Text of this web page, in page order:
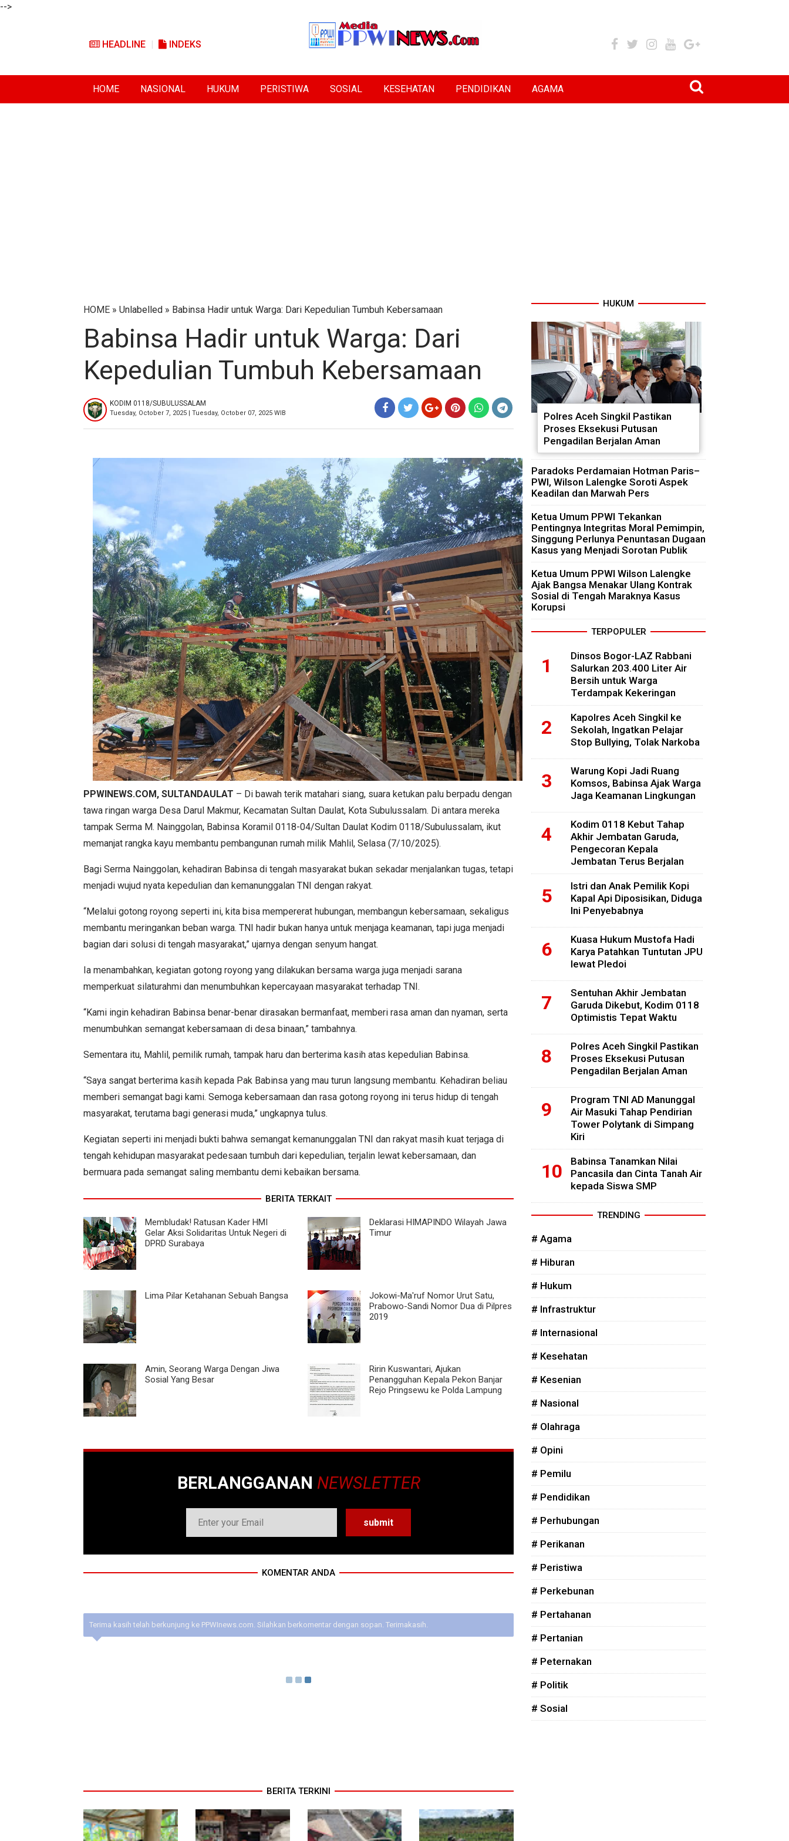
-->
HEADLINE INDEKS
HOME NASIONAL HUKUM PERISTIWA SOSIAL KESEHATAN PENDIDIKAN AGAMA
HOME » Unlabelled » Babinsa Hadir untuk Warga: Dari Kepedulian Tumbuh Kebersamaan
Babinsa Hadir untuk Warga: Dari
Kepedulian Tumbuh Kebersamaan
KODIM 0118/SUBULUSSALAM
Tuesday, October 7, 2025 | Tuesday, October 07, 2025 WIB
PPWINEWS.COM, SULTANDAULAT – Di bawah terik matahari siang, suara ketukan palu berpadu dengan
tawa ringan warga Desa Darul Makmur, Kecamatan Sultan Daulat, Kota Subulussalam. Di antara mereka
tampak Serma M. Nainggolan, Babinsa Koramil 0118-04/Sultan Daulat Kodim 0118/Subulussalam, ikut
memanjat rangka kayu membantu pembangunan rumah milik Mahlil, Selasa (7/10/2025).
Bagi Serma Nainggolan, kehadiran Babinsa di tengah masyarakat bukan sekadar menjalankan tugas, tetapi
menjadi wujud nyata kepedulian dan kemanunggalan TNI dengan rakyat.
“Melalui gotong royong seperti ini, kita bisa mempererat hubungan, membangun kebersamaan, sekaligus
membantu meringankan beban warga. TNI hadir bukan hanya untuk menjaga keamanan, tapi juga menjadi
bagian dari solusi di tengah masyarakat,” ujarnya dengan senyum hangat.
Ia menambahkan, kegiatan gotong royong yang dilakukan bersama warga juga menjadi sarana
memperkuat silaturahmi dan menumbuhkan kepercayaan masyarakat terhadap TNI.
“Kami ingin kehadiran Babinsa benar-benar dirasakan bermanfaat, memberi rasa aman dan nyaman, serta
menumbuhkan semangat kebersamaan di desa binaan,” tambahnya.
Sementara itu, Mahlil, pemilik rumah, tampak haru dan berterima kasih atas kepedulian Babinsa.
“Saya sangat berterima kasih kepada Pak Babinsa yang mau turun langsung membantu. Kehadiran beliau
memberi semangat bagi kami. Semoga kebersamaan dan rasa gotong royong ini terus hidup di tengah
masyarakat, terutama bagi generasi muda,” ungkapnya tulus.
Kegiatan seperti ini menjadi bukti bahwa semangat kemanunggalan TNI dan rakyat masih kuat terjaga di
tengah kehidupan masyarakat pedesaan tumbuh dari kepedulian, terjalin lewat kebersamaan, dan
bermuara pada semangat saling membantu demi kebaikan bersama.
BERITA TERKAIT
Membludak! Ratusan Kader HMI
Gelar Aksi Solidaritas Untuk Negeri di
DPRD Surabaya
Deklarasi HIMAPINDO Wilayah Jawa
Timur
Lima Pilar Ketahanan Sebuah Bangsa
Jokowi-Ma'ruf Nomor Urut Satu,
Prabowo-Sandi Nomor Dua di Pilpres
2019
Amin, Seorang Warga Dengan Jiwa
Sosial Yang Besar
Ririn Kuswantari, Ajukan
Penangguhan Kepala Pekon Banjar
Rejo Pringsewu ke Polda Lampung
BERLANGGANAN NEWSLETTER
KOMENTAR ANDA
Terima kasih telah berkunjung ke PPWInews.com. Silahkan berkomentar dengan sopan. Terimakasih.
BERITA TERKINI
HUKUM
Polres Aceh Singkil Pastikan
Proses Eksekusi Putusan
Pengadilan Berjalan Aman
Paradoks Perdamaian Hotman Paris–
PWI, Wilson Lalengke Soroti Aspek
Keadilan dan Marwah Pers
Ketua Umum PPWI Tekankan
Pentingnya Integritas Moral Pemimpin,
Singgung Perlunya Penuntasan Dugaan
Kasus yang Menjadi Sorotan Publik
Ketua Umum PPWI Wilson Lalengke
Ajak Bangsa Menakar Ulang Kontrak
Sosial di Tengah Maraknya Kasus
Korupsi
TERPOPULER
Dinsos Bogor-LAZ Rabbani
Salurkan 203.400 Liter Air
Bersih untuk Warga
Terdampak Kekeringan
Kapolres Aceh Singkil ke
Sekolah, Ingatkan Pelajar
Stop Bullying, Tolak Narkoba
Warung Kopi Jadi Ruang
Komsos, Babinsa Ajak Warga
Jaga Keamanan Lingkungan
Kodim 0118 Kebut Tahap
Akhir Jembatan Garuda,
Pengecoran Kepala
Jembatan Terus Berjalan
Istri dan Anak Pemilik Kopi
Kapal Api Diposisikan, Diduga
Ini Penyebabnya
Kuasa Hukum Mustofa Hadi
Karya Patahkan Tuntutan JPU
lewat Pledoi
Sentuhan Akhir Jembatan
Garuda Dikebut, Kodim 0118
Optimistis Tepat Waktu
Polres Aceh Singkil Pastikan
Proses Eksekusi Putusan
Pengadilan Berjalan Aman
Program TNI AD Manunggal
Air Masuki Tahap Pendirian
Tower Polytank di Simpang
Kiri
Babinsa Tanamkan Nilai
Pancasila dan Cinta Tanah Air
kepada Siswa SMP
TRENDING
# Agama
# Hiburan
# Hukum
# Infrastruktur
# Internasional
# Kesehatan
# Kesenian
# Nasional
# Olahraga
# Opini
# Pemilu
# Pendidikan
# Perhubungan
# Perikanan
# Peristiwa
# Perkebunan
# Pertahanan
# Pertanian
# Peternakan
# Politik
# Sosial